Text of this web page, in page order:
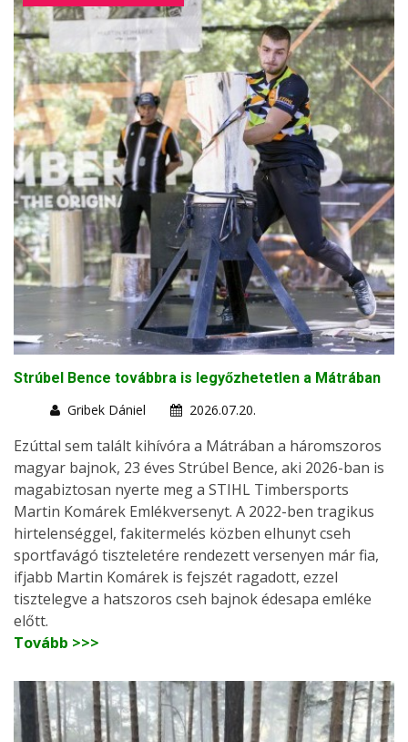
Strúbel Bence továbbra is legyőzhetetlen a Mátrában
Gribek Dániel
2026.07.20.
Ezúttal sem talált kihívóra a Mátrában a háromszoros
magyar bajnok, 23 éves Strúbel Bence, aki 2026-ban is
magabiztosan nyerte meg a STIHL Timbersports
Martin Komárek Emlékversenyt. A 2022-ben tragikus
hirtelenséggel, fakitermelés közben elhunyt cseh
sportfavágó tiszteletére rendezett versenyen már fia,
ifjabb Martin Komárek is fejszét ragadott, ezzel
tisztelegve a hatszoros cseh bajnok édesapa emléke
előtt.
Tovább >>>